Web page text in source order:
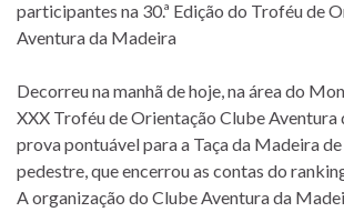
participantes na 30.ª Edição do Troféu de
Aventura da Madeira
Decorreu na manhã de hoje, na área do
XXX Troféu de Orientação Clube Aventura
prova pontuável para a Taça da Madeira
pedestre, que encerrou as contas do
A organização do Clube Aventura da